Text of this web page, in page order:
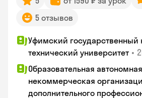
5 отзывов
Уфимский государственный
технический университет •
Образовательная автономная
некоммерческая
дополнительного